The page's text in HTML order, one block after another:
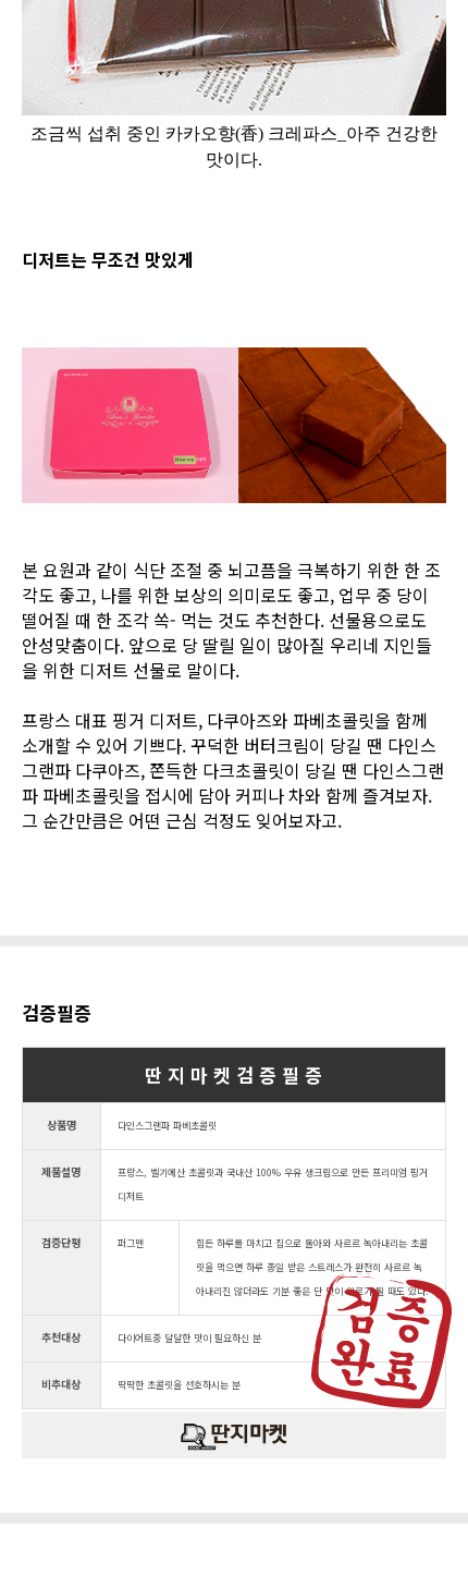
조금씩 섭취 중인 카카오향(香) 크레파스_아주 건강한
맛이다.
디저트는 무조건 맛있게
본 요원과 같이 식단 조절 중 뇌고픔을 극복하기 위한 한 조
각도 좋고, 나를 위한 보상의 의미로도 좋고, 업무 중 당이
떨어질 때 한 조각 쏙- 먹는 것도 추천한다. 선물용으로도
안성맞춤이다. 앞으로 당 딸릴 일이 많아질 우리네 지인들
을 위한 디저트 선물로 말이다.
프랑스 대표 핑거 디저트, 다쿠아즈와 파베초콜릿을 함께
소개할 수 있어 기쁘다. 꾸덕한 버터크림이 당길 땐 다인스
그랜파 다쿠아즈, 쫀득한 다크초콜릿이 당길 땐 다인스그랜
파 파베초콜릿을 접시에 담아 커피나 차와 함께 즐겨보자.
그 순간만큼은 어떤 근심 걱정도 잊어보자고.
검증필증
딴 지 마 켓 검 증 필 증
상품명 다인스그랜파 파베초콜릿
제품설명
프랑스, 벨기에산 초콜릿과 국내산 100% 우유 생크림으로 만든 프리미엄 핑거
디저트
검증단평 퍼그맨
힘든 하루를 마치고 집으로 돌아와 사르르 녹아내리는 초콜
릿을 먹으면 하루 종일 받은 스트레스가 완전히 사르르 녹
아내리진 않더라도 기분 좋은 단 맛이 위로가 될 때도 있다.
추천대상 다이어트중 달달한 맛이 필요하신 분
비추대상 딱딱한 초콜릿을 선호하시는 분